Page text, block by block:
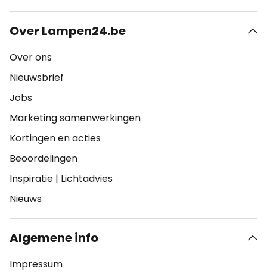
Over Lampen24.be
Over ons
Nieuwsbrief
Jobs
Marketing samenwerkingen
Kortingen en acties
Beoordelingen
Inspiratie | Lichtadvies
Nieuws
Algemene info
Impressum